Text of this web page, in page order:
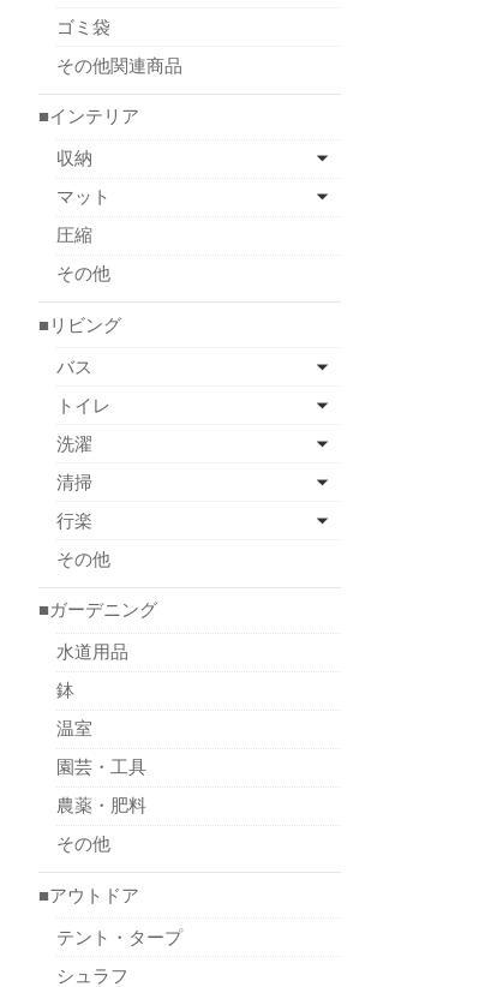
ゴミ袋
その他関連商品
■インテリア
収納
マット
圧縮
その他
■リビング
バス
トイレ
洗濯
清掃
行楽
その他
■ガーデニング
水道用品
鉢
温室
園芸・工具
農薬・肥料
その他
■アウトドア
テント・タープ
シュラフ